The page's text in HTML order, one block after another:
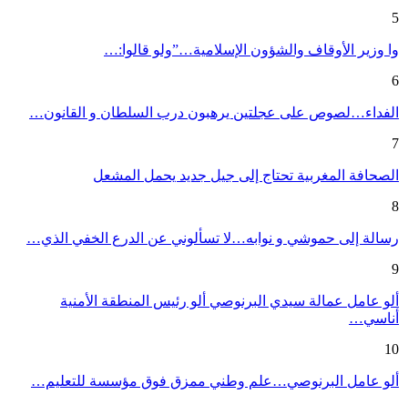
5
وا وزير الأوقاف والشؤون الإسلامية…”ولو قالوا:…
6
الفداء…لصوص على عجلتين يرهبون درب السلطان و القانون…
7
الصحافة المغربية تحتاج إلى جيل جديد يحمل المشعل
8
رسالة إلى حموشي و نوابه…لا تسألوني عن الدرع الخفي الذي…
9
ألو عامل عمالة سيدي البرنوصي ألو رئيس المنطقة الأمنية
أناسي…
10
ألو عامل البرنوصي…علم وطني ممزق فوق مؤسسة للتعليم…